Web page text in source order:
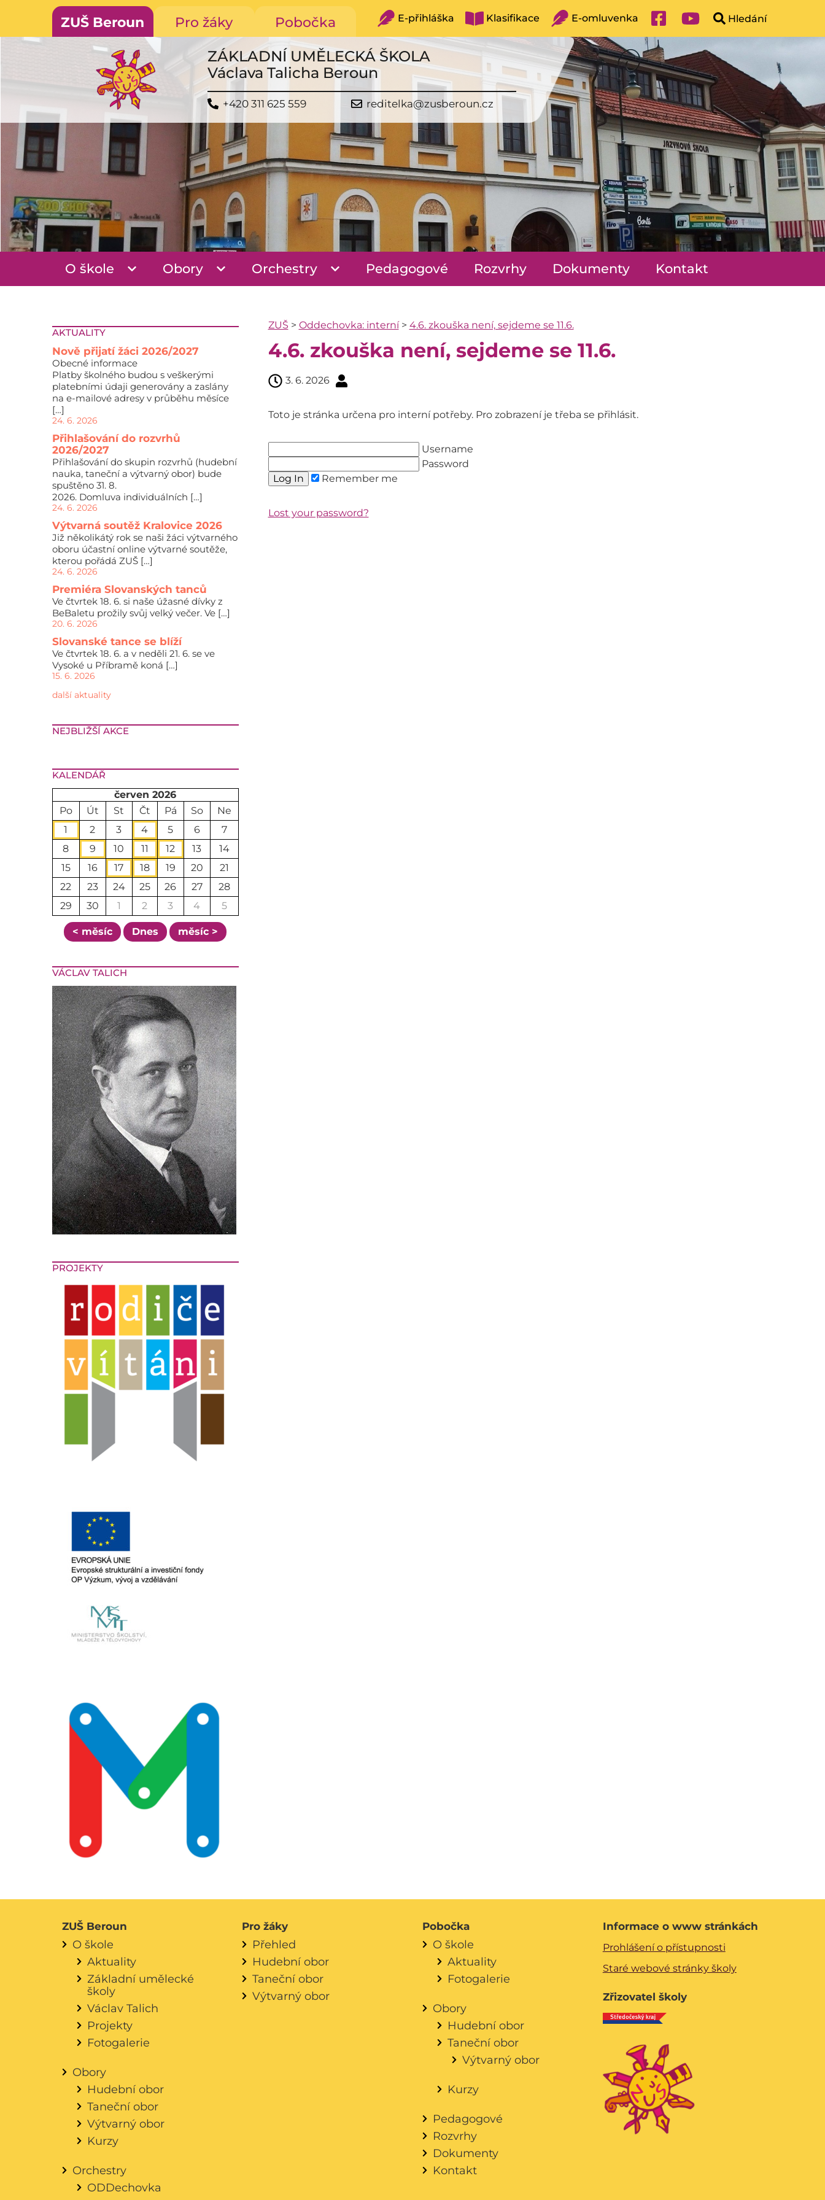
ZUŠ Beroun Pro žáky Pobočka E-přihláška Klasifikace E-omluvenka
ZÁKLADNÍ UMĚLECKÁ ŠKOLA
Václava Talicha Beroun
+420 311 625 559 reditelka@zusberoun.cz
O škole Obory Orchestry Pedagogové Rozvrhy Dokumenty Kontakt
AKTUALITY
Nově přijatí žáci 2026/2027
Obecné informace
Platby školného budou s veškerými
platebními údaji generovány a zaslány
na e-mailové adresy v průběhu měsíce
[…]
24. 6. 2026
Přihlašování do rozvrhů
2026/2027
Přihlašování do skupin rozvrhů (hudební
nauka, taneční a výtvarný obor) bude
spuštěno 31. 8.
2026. Domluva individuálních […]
24. 6. 2026
Výtvarná soutěž Kralovice 2026
Již několikátý rok se naši žáci výtvarného
oboru účastní online výtvarné soutěže,
kterou pořádá ZUŠ […]
24. 6. 2026
Premiéra Slovanských tanců
Ve čtvrtek 18. 6. si naše úžasné dívky z
BeBaletu prožily svůj velký večer. Ve […]
20. 6. 2026
Slovanské tance se blíží
Ve čtvrtek 18. 6. a v neděli 21. 6. se ve
Vysoké u Příbramě koná […]
15. 6. 2026
další aktuality
NEJBLIŽŠÍ AKCE
KALENDÁŘ
červen 2026
Po
Út St Čt Pá So
Ne
1
2 3 4 5 6
7
8
9 10 11 12 13
14
15
16 17 18 19 20
21
22
23 24 25 26 27
28
29
30 1 2 3 4 5
< měsíc Dnes měsíc >
VÁCLAV TALICH
PROJEKTY
ZUŠ > Oddechovka: interní> 4.6. zkouška není, sejdeme se 11.6.
4.6. zkouška není, sejdeme se 11.6.
3. 6. 2026
Toto je stránka určena pro interní potřeby. Pro zobrazení je třeba se přihlásit.
Username
Password
Remember me
Lost your password?
ZUŠ Beroun
O škole
Aktuality
Základní umělecké
školy
Václav Talich
Projekty
Fotogalerie
Obory
Hudební obor
Taneční obor
Výtvarný obor
Kurzy
Orchestry
ODDechovka
Pro žáky
Přehled
Hudební obor
Taneční obor
Výtvarný obor
Pobočka
O škole
Aktuality
Fotogalerie
Obory
Hudební obor
Taneční obor
Výtvarný obor
Kurzy
Pedagogové
Rozvrhy
Dokumenty
Kontakt
Informace o www stránkách
Prohlášení o přístupnosti
Staré webové stránky školy
Zřizovatel školy